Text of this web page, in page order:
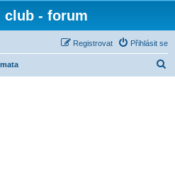
club - forum
Přihlásit se
Registrovat